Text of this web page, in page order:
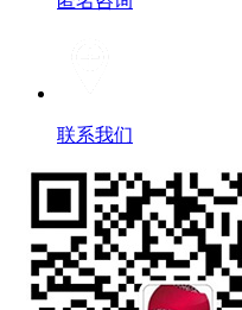
联系我们